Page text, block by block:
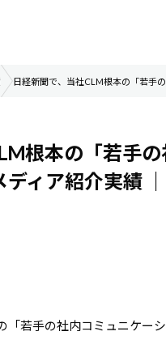
日経新聞で、当社CLM根本の「若手
根本の「若手
ディア紹介実績
「若手の社内コミュニケー